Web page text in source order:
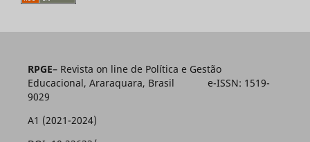
RPGE– Revista on line de Política e Gestão
Educacional, Araraquara, Brasil e-ISSN: 1519-
9029
A1 (2021-2024)